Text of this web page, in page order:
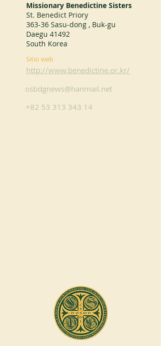
Missionary Benedictine Sisters
St. Benedict Priory
363-36 Sasu-dong , Buk-gu
Daegu 41492
South Korea
Sitio web
http://www.benedictine.or.kr/
osbdgnews@hanmail.net
+82 53 313 343 14